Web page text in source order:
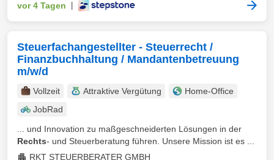
vor 4 Tagen
Steuerfachangestellter - Steuerrecht /
Finanzbuchhaltung / Mandantenbetreuung
m/w/d
Vollzeit Attraktive Vergütung
Home-Office
JobRad
... und Innovation zu maßgeschneiderten Lösungen in der
Rechts- und Steuerberatung führen. Unsere Mission ist es ...
RKT STEUERBERATER GMBH